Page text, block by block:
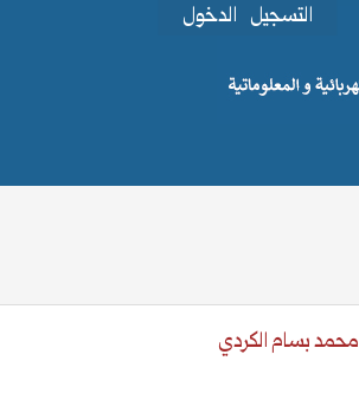
التسجيل الدخول
بسام الكردي